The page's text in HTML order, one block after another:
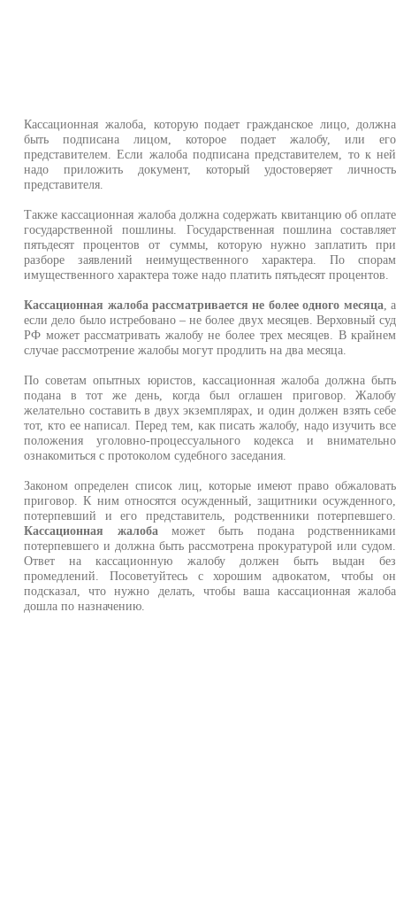
Кассационная жалоба, которую подает гражданское лицо, должна
быть подписана лицом, которое подает жалобу, или его
представителем. Если жалоба подписана представителем, то к ней
надо приложить документ, который удостоверяет личность
представителя.
Также кассационная жалоба должна содержать квитанцию об оплате
государственной пошлины. Государственная пошлина составляет
пятьдесят процентов от суммы, которую нужно заплатить при
разборе заявлений неимущественного характера. По спорам
имущественного характера тоже надо платить пятьдесят процентов.
Кассационная жалоба рассматривается не более одного месяца , а
если дело было истребовано – не более двух месяцев. Верховный суд
РФ может рассматривать жалобу не более трех месяцев. В крайнем
случае рассмотрение жалобы могут продлить на два месяца.
По советам опытных юристов, кассационная жалоба должна быть
подана в тот же день, когда был оглашен приговор. Жалобу
желательно составить в двух экземплярах, и один должен взять себе
тот, кто ее написал. Перед тем, как писать жалобу, надо изучить все
положения уголовно-процессуального кодекса и внимательно
ознакомиться с протоколом судебного заседания.
Законом определен список лиц, которые имеют право обжаловать
приговор. К ним относятся осужденный, защитники осужденного,
потерпевший и его представитель, родственники потерпевшего.
Кассационная жалоба может быть подана родственниками
потерпевшего и должна быть рассмотрена прокуратурой или судом.
Ответ на кассационную жалобу должен быть выдан без
промедлений. Посоветуйтесь с хорошим адвокатом, чтобы он
подсказал, что нужно делать, чтобы ваша кассационная жалоба
дошла по назначению.